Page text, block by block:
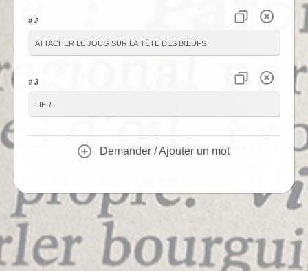
# 2
attacher le joug sur la tête des bœufs
# 3
lier
Demander / Ajouter un mot